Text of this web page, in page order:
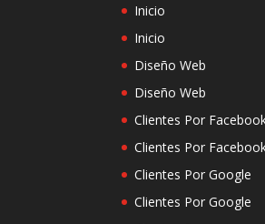
Inicio
Inicio
Diseño Web
Diseño Web
Clientes Por
Clientes Por
Clientes Por Google
Clientes Por Google